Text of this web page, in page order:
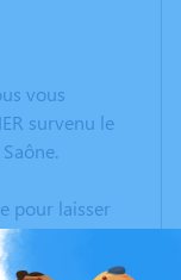
vous
survenu le
pour laisser
souvenirs, une
des